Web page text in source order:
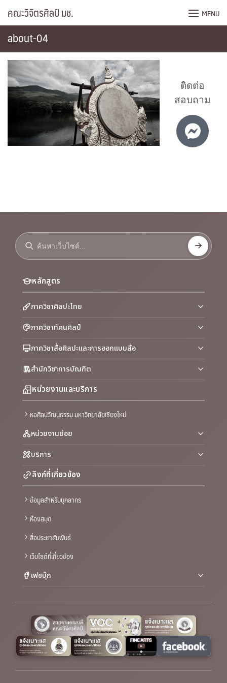
คณะวิจิตรศิลป์ มช. MENU
about-04
หลักสูตร
ภาควิชาศิลปะไทย
ภาควิชาทัศนศิลป์
ภาควิชาสื่อศิลปะและการออกแบบสื่อ
สำนักวิชาการบัณฑิต
หน่วยงานและบริการ
หอศิลปวัฒนธรรม มหาวิทยาลัยเชียงใหม่
หน่วยงานย่อย
บริการ
ลิงก์ที่เกี่ยวข้อง
ข้อมูลสำหรับบุคลากร
ห้องสมุด
สื่อประชาสัมพันธ์
เว็บไซต์ที่เกี่ยวข้อง
เฟซบุ๊ก
ติดต่อ
สอบถาม